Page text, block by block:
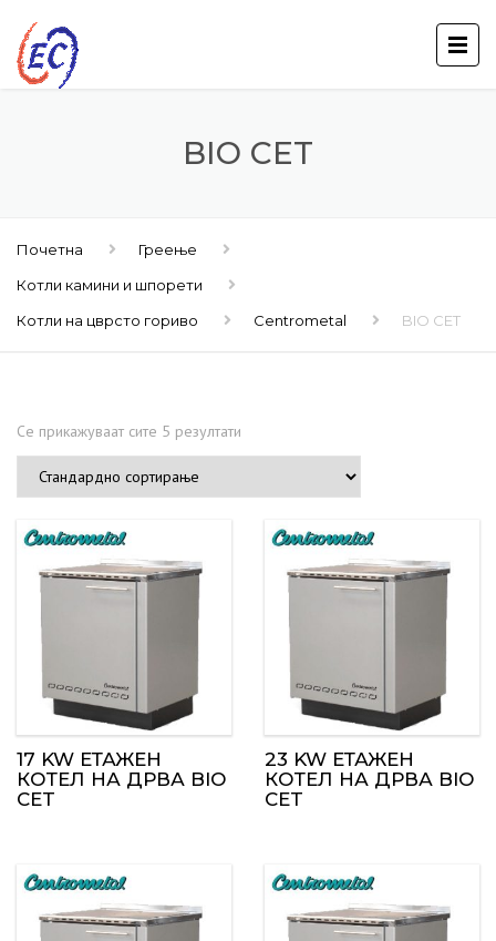
BIO CET
Почетна
Греење
Котли камини и шпорети
Котли на цврсто гориво
Centrometal BIO CET
Се прикажуваат сите 5 резултати
17 KW ЕТАЖЕН
КОТЕЛ НА ДРВА BIO
CET
23 KW ЕТАЖЕН
КОТЕЛ НА ДРВА BIO
CET